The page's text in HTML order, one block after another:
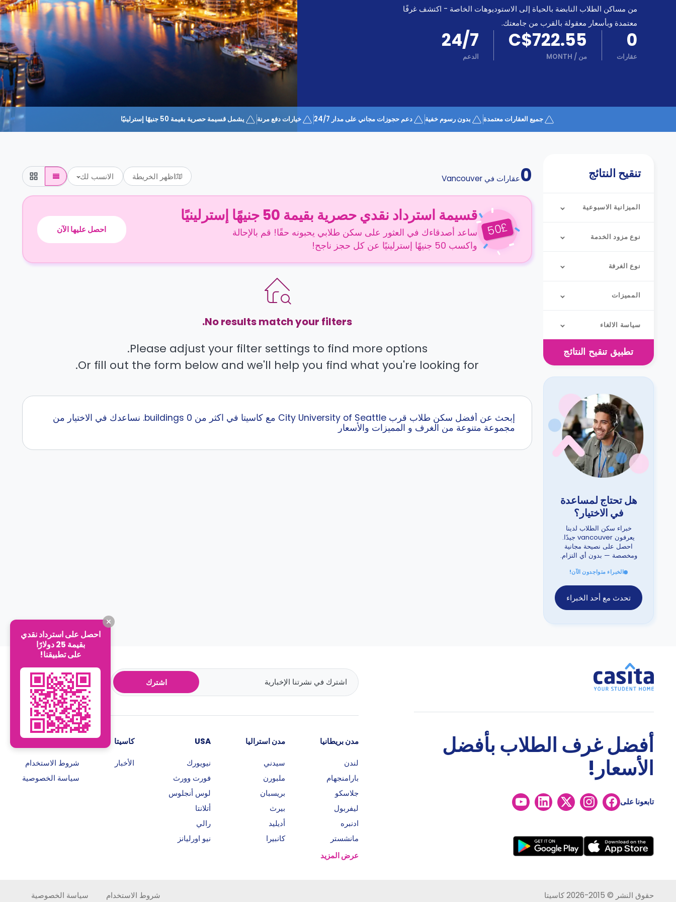
المساعدة
تعمل؟
من مساكن الطلاب النابضة بالحياة إلى الاستوديوهات الخاصة - اكتشف غرفًا
معتمدة وبأسعار معقولة بالقرب من جامعتك.
0
عقارات
C$722.55
من /
MONTH
24/7
الدعم
جميع العقارات معتمدة بدون رسوم خفية دعم حجوزات مجاني على مدار 24/7 خيارات دفع مرنة يشمل قسيمة حصرية بقيمة 50 جنيهًا إسترلينيًا
تنقيح النتائج
الميزانية الاسبوعية
نوع مزود الخدمة
نوع الغرفة
المميزات
سياسة الالغاء
تطبيق تنقيح النتائج
هل تحتاج لمساعدة
في الاختيار؟
خبراء سكن الطلاب لدينا
يعرفون vancouver جيدًا.
احصل على نصيحة مجانية
ومخصصة — بدون أي التزام.
الخبراء متواجدون الآن!
تحدث مع أحد الخبراء
0عقارات في Vancouver اظهر الخريطة الانسب لك
£
50
قسيمة استرداد نقدي حصرية بقيمة 50 جنيهًا إسترلينيًا
ساعد أصدقاءك في العثور على سكن طلابي يحبونه حقًا! قم بالإحالة
واكسب 50 جنيهًا إسترلينيًا عن كل حجز ناجح!
احصل عليها الآن
No results match your filters.
Please adjust your filter settings to find more options.
Or fill out the form below and we'll help you find what you're looking for.
إبحث عن أفضل سكن طلاب قرب City University of Seattle مع كاسيتا في اكثر من 0 buildings. نساعدك في الاختيار من
مجموعة متنوعة من الغرف و المميزات والأسعار
اشترك
أفضل غرف الطلاب بأفضل
الأسعار!
تابعونا على
مدن بريطانيا
لندن
بارامنجهام
جلاسكو
ليفربول
ادنبره
مانشستر
عرض المزيد
مدن استراليا
سيدني
ملبورن
بريسبان
بيرث
أديليد
كانبيرا
USA
نيويورك
فورت وورث
لوس أنجلوس
أتلانتا
رالي
نيو اورليانز
كاسيتا
الأخبار
روابط هامة
شروط الاستخدام
سياسة الخصوصية
حقوق النشر © 2015-2026 كاسيتا شروط الاستخدام سياسة الخصوصية
احصل على استرداد نقدي
بقيمة 25 دولارًا
على تطبيقنا!